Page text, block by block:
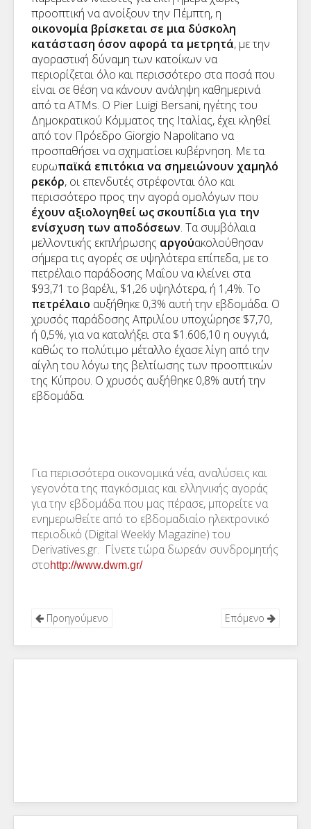
προοπτική να ανοίξουν την Πέμπτη, η
οικονομία βρίσκεται σε μια δύσκολη
κατάσταση όσον αφορά τα μετρητά, με την
αγοραστική δύναμη των κατοίκων να
περιορίζεται όλο και περισσότερο στα ποσά που
είναι σε θέση να κάνουν ανάληψη καθημερινά
από τα ΑΤΜs. Ο Pier Luigi Bersani, ηγέτης του
Δημοκρατικού Κόμματος της Ιταλίας, έχει κληθεί
από τον Πρόεδρο Giorgio Napolitano να
προσπαθήσει να σχηματίσει κυβέρνηση. Με τα
ευρωπαϊκά επιτόκια να σημειώνουν χαμηλό
ρεκόρ, οι επενδυτές στρέφονται όλο και
περισσότερο προς την αγορά ομολόγων που
έχουν αξιολογηθεί ως σκουπίδια για την
ενίσχυση των αποδόσεων. Τα συμβόλαια
μελλοντικής εκπλήρωσης αργούακολούθησαν
σήμερα τις αγορές σε υψηλότερα επίπεδα, με το
πετρέλαιο παράδοσης Μαΐου να κλείνει στα
$93,71 το βαρέλι, $1,26 υψηλότερα, ή 1,4%. Το
πετρέλαιο αυξήθηκε 0,3% αυτή την εβδομάδα. Ο
χρυσός παράδοσης Απριλίου υποχώρησε $7,70,
ή 0,5%, για να καταλήξει στα $1.606,10 η ουγγιά,
καθώς το πολύτιμο μέταλλο έχασε λίγη από την
αίγλη του λόγω της βελτίωσης των προοπτικών
της Κύπρου. Ο χρυσός αυξήθηκε 0,8% αυτή την
εβδομάδα.
Για περισσότερα οικονομικά νέα, αναλύσεις και
γεγονότα της παγκόσμιας και ελληνικής αγοράς
για την εβδομάδα που μας πέρασε, μπορείτε να
ενημερωθείτε από το εβδομαδιαίο ηλεκτρονικό
περιοδικό (Digital Weekly Magazine) του
Derivatives.gr. Γίνετε τώρα δωρεάν συνδρομητής
στοhttp://www.dwm.gr/
Προηγούμενο Επόμενο